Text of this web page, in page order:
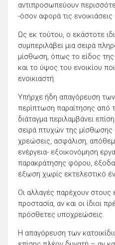
αντιπροσωπεύουν
-όσον αφορά τις
Ως εκ τούτου, ο εκάστοτε
συμπεριλάβει μια σειρά
μίσθωση, όπως το είδος
και το ύψος του ενοικίου
ενοικιαστή.
Υπήρχε ήδη απαγόρευση
περίπτωση παραίτησης από
διάταγμα περιλαμβάνει
σειρά πτυχών της μίσθωσης
χρεώσεις, ασφάλιση,
ενέργεια- εξοικονόμηση
παρακράτησης φόρου, έξοδα
έξωση χωρίς εκτελεστικό
Οι αλλαγές παρέχουν στους
προστασία, αν και οι ίδιοι
πρόσθετες υποχρεώσεις.
Η απαγόρευση των